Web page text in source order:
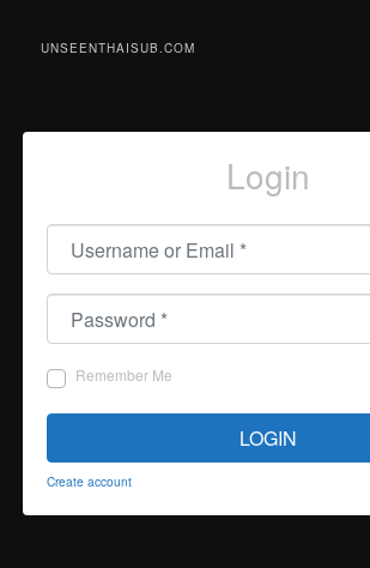
UNSEENTHAISUB.COM
Login
Username or Email
Password
Remember Me
LOGIN
Create account